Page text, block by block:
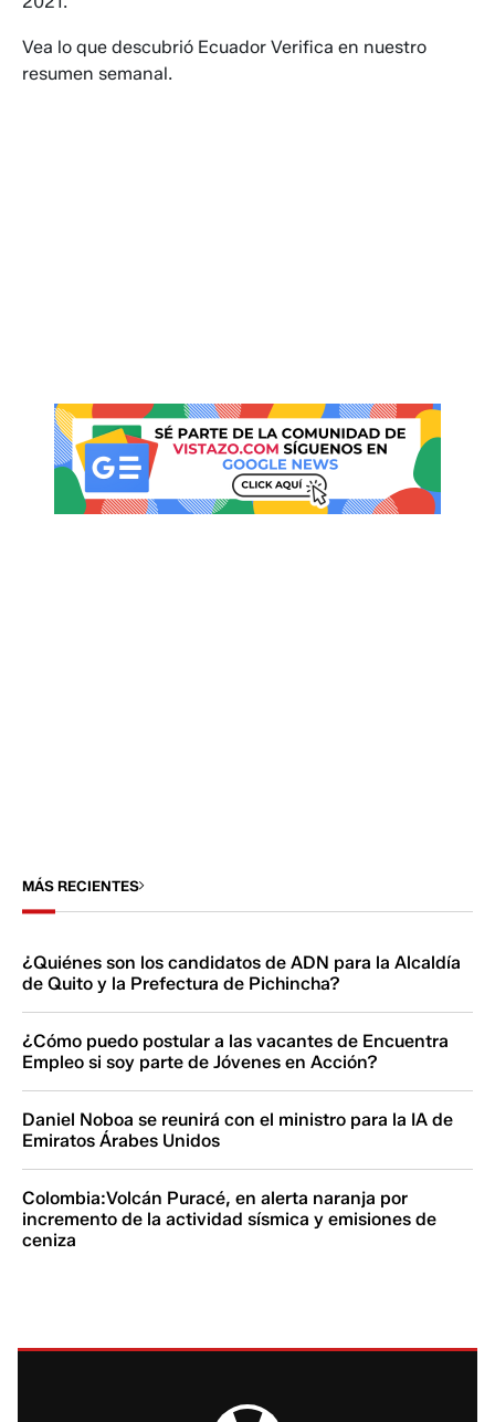
Vea lo que descubrió Ecuador Verifica en nuestro
resumen semanal.
MÁS RECIENTES
¿Quiénes son los candidatos de ADN para la Alcaldía
de Quito y la Prefectura de Pichincha?
¿Cómo puedo postular a las vacantes de Encuentra
Empleo si soy parte de Jóvenes en Acción?
Daniel Noboa se reunirá con el ministro para la IA de
Emiratos Árabes Unidos
Colombia:Volcán Puracé, en alerta naranja por
incremento de la actividad sísmica y emisiones de
ceniza